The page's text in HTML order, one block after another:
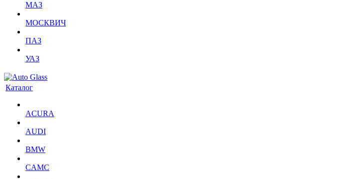
МАЗ
МОСКВИЧ
ПАЗ
УАЗ
Каталог
ACURA
AUDI
BMW
CAMC